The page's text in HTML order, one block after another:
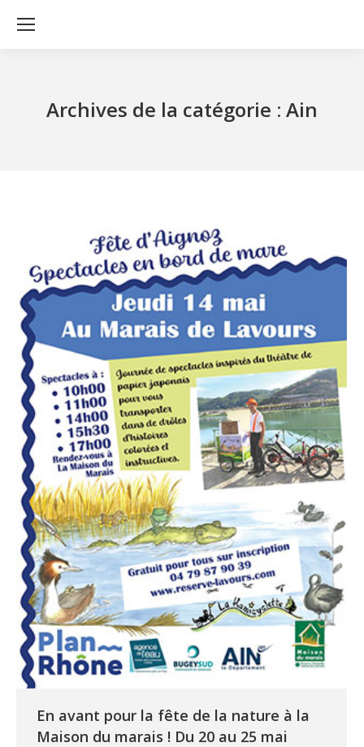
Archives de la catégorie : Ain
En avant pour la fête de la nature à la
Maison du marais ! Du 20 au 25 mai